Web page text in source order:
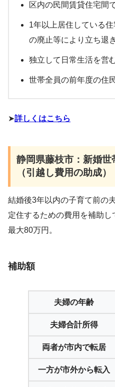
区内の民間賃貸住宅間
1年以上居住している
の廃止等により立ち退
独立して日常生活を営
世帯全員の前年度の住
➤詳しくはこちら
静岡県藤枝市：新婚
（引越し費用の助成）
結婚後3年以内の子育て前の
定住するための費用を補助し
最大80万円。
補助額
夫婦の年齢
夫婦合計所得
両者が市内で転居
一方が市外から転入